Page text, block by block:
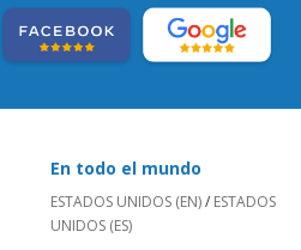
En todo el mundo
ESTADOS UNIDOS (EN)/ ESTADOS
UNIDOS (ES)